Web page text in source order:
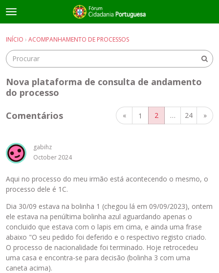
t
o
g
e
m
e
n
Entrar Registrar-se
Guias e Informações Úteis
Entrar · Registrar-se
INÍCIO › ACOMPANHAMENTO DE PROCESSOS
Nova plataforma de consulta de andamento
do processo
« 1 2 … 24 »
Comentários
gabihz
October 2024
Aqui no processo do meu irmão está acontecendo o mesmo, o
processo dele é 1C.
Dia 30/09 estava na bolinha 1 (chegou lá em 09/09/2023), ontem
ele estava na penúltima bolinha azul aguardando apenas o
concluido que estava com o lapis em cima, e ainda uma frase
abaixo "O seu pedido foi deferido e o respectivo registo criado.
O processo de nacionalidade foi terminado. Hoje retrocedeu
uma casa e encontra-se para decisão (bolinha 3 com uma
caneta acima).